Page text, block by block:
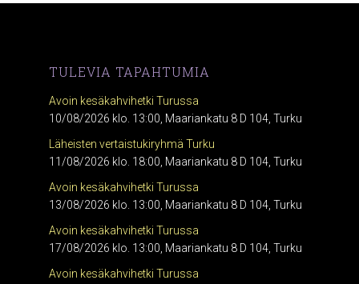
TULEVIA TAPAHTUMIA
Avoin kesäkahvihetki Turussa
10/08/2026 klo. 13:00, Maariankatu 8 D 104, Turku
Läheisten vertaistukiryhmä Turku
11/08/2026 klo. 18:00, Maariankatu 8 D 104, Turku
Avoin kesäkahvihetki Turussa
13/08/2026 klo. 13:00, Maariankatu 8 D 104, Turku
Avoin kesäkahvihetki Turussa
17/08/2026 klo. 13:00, Maariankatu 8 D 104, Turku
Avoin kesäkahvihetki Turussa